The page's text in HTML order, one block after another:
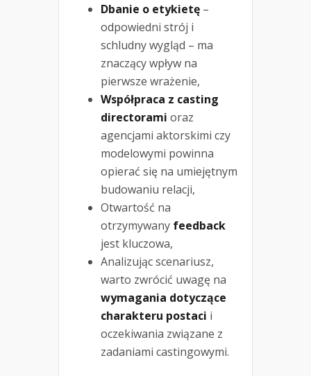
Dbanie o etykietę –
odpowiedni strój i
schludny wygląd – ma
znaczący wpływ na
pierwsze wrażenie,
Współpraca z casting
directorami oraz
agencjami aktorskimi czy
modelowymi powinna
opierać się na umiejętnym
budowaniu relacji,
Otwartość na
otrzymywany feedback
jest kluczowa,
Analizując scenariusz,
warto zwrócić uwagę na
wymagania dotyczące
charakteru postaci i
oczekiwania związane z
zadaniami castingowymi.